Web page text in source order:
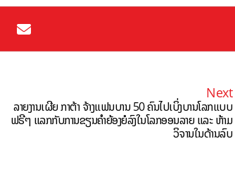
Next
ລາຍງານເຜີຍ ກາຕ້າ ຈ້າງແຟນບານ 50 ຄົນໄປເບິ່ງບານໂລກແບບ
ຟຣີໆ ແລກກັບການຂຽນຄຳຍ້ອງຍໍລົງໃນໂລກອອນລາຍ ແລະ ຫ້າມ
ວິຈານໃນດ້ານລົບ